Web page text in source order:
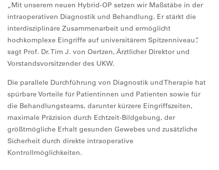
„Mit unserem neuen Hybrid-OP setzen wir Maßstäbe in der
intraoperativen Diagnostik und Behandlung. Er stärkt die
interdisziplinäre Zusammenarbeit und ermöglicht
hochkomplexe Eingriffe auf universitärem Spitzenniveau“,
sagt Prof. Dr. Tim J. von Oertzen, Ärztlicher Direktor und
Vorstandsvorsitzender des UKW.
Die parallele Durchführung von Diagnostik und Therapie hat
spürbare Vorteile für Patientinnen und Patienten sowie für
die Behandlungsteams, darunter kürzere Eingriffszeiten,
maximale Präzision durch Echtzeit-Bildgebung, der
größtmögliche Erhalt gesunden Gewebes und zusätzliche
Sicherheit durch direkte intraoperative
Kontrollmöglichkeiten.